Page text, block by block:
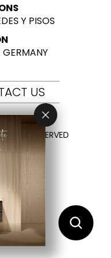
Y PISOS
GERMANY
US
RESERVED
PAÍS